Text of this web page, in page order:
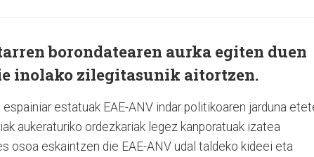
borondatearen aurka egiten duen
inolako zilegitasunik aitortzen.
estatuak EAE-ANV indar politikoaren jarduna
aukeraturiko ordezkariak legez kanporatuak izatea
osoa eskaintzen die EAE-ANV udal taldeko kideei eta